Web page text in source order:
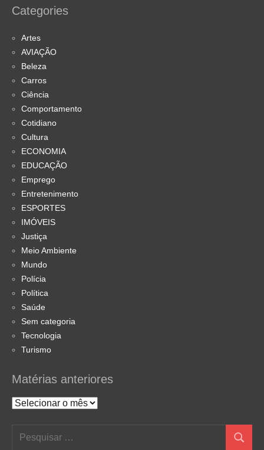
Categories
Artes
AVIAÇÃO
Beleza
Carros
Ciência
Comportamento
Cotidiano
Cultura
ECONOMIA
EDUCAÇÃO
Emprego
Entretenimento
ESPORTES
IMÓVEIS
Justiça
Meio Ambiente
Mundo
Polícia
Política
Saúde
Sem categoria
Tecnologia
Turismo
Matérias anteriores
Matérias